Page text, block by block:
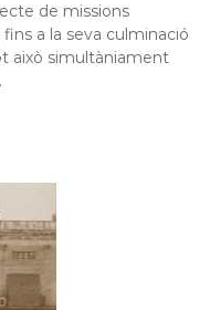
de missions
a la seva culminació
això simultàniament